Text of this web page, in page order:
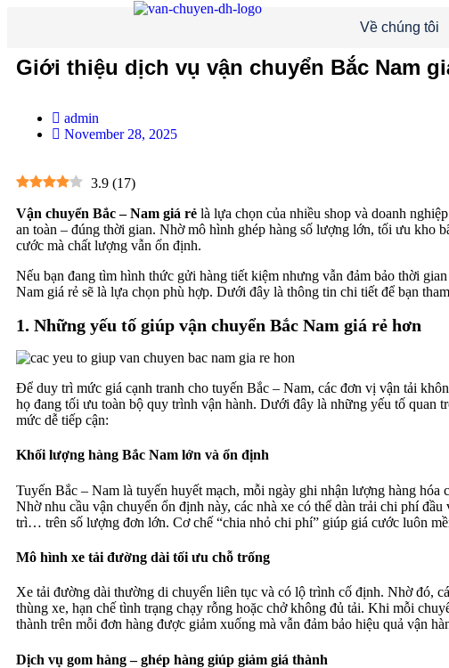
Về chúng tôi
Giới thiệu dịch vụ vận chuyển Bắc Nam
admin
November 28, 2025
3.9 (17)
Vận chuyển Bắc – Nam giá rẻ là lựa chọn của nhiều shop và doanh
an toàn – đúng thời gian. Nhờ mô hình ghép hàng số lượng lớn, tối ưu kho
cước mà chất lượng vẫn ổn định.
Nếu bạn đang tìm hình thức gửi hàng tiết kiệm nhưng vẫn đảm bảo thời
Nam giá rẻ sẽ là lựa chọn phù hợp. Dưới đây là thông tin chi tiết để bạn
1. Những yếu tố giúp vận chuyển Bắc Nam giá rẻ hơn
Để duy trì mức giá cạnh tranh cho tuyến Bắc – Nam, các đơn vị vận tải
họ đang tối ưu toàn bộ quy trình vận hành. Dưới đây là những yếu tố quan
mức dễ tiếp cận:
Khối lượng hàng Bắc Nam lớn và ổn định
Tuyến Bắc – Nam là tuyến huyết mạch, mỗi ngày ghi nhận lượng hàng hóa
Nhờ nhu cầu vận chuyển ổn định này, các nhà xe có thể dàn trải chi phí
trì… trên số lượng đơn lớn. Cơ chế “chia nhỏ chi phí” giúp giá cước luôn
Mô hình xe tải đường dài tối ưu chỗ trống
Xe tải đường dài thường di chuyển liên tục và có lộ trình cố định. Nhờ đó,
thùng xe, hạn chế tình trạng chạy rỗng hoặc chở không đủ tải. Khi mỗi
thành trên mỗi đơn hàng được giảm xuống mà vẫn đảm bảo hiệu quả vận
Dịch vụ gom hàng – ghép hàng giúp giảm giá thành